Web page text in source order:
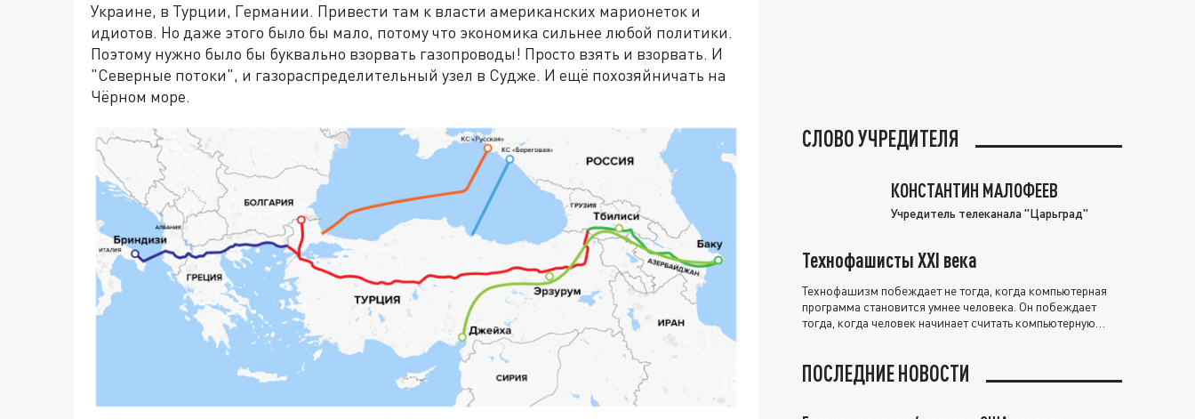
Украине, в Турции, Германии. Привести там к власти американских марионеток и
идиотов. Но даже этого было бы мало, потому что экономика сильнее любой политики.
Поэтому нужно было бы буквально взорвать газопроводы! Просто взять и взорвать. И
"Северные потоки", и газораспределительный узел в Судже. И ещё похозяйничать на
Чёрном море.
СЛОВО УЧРЕДИТЕЛЯ
КОНСТАНТИН МАЛОФЕЕВ
Учредитель телеканала "Царьград"
Технофашисты XXI века
Технофашизм побеждает не тогда, когда компьютерная
программа становится умнее человека. Он побеждает
тогда, когда человек начинает считать компьютерную
ПОСЛЕДНИЕ НОВОСТИ